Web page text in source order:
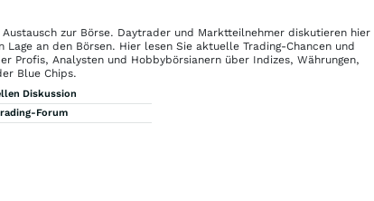
zur Börse. Daytrader und Marktteilnehmer diskutieren hier
Lage an den Börsen. Hier lesen Sie aktuelle Trading-Chancen und
Profis, Analysten und Hobbybörsianern über Indizes, Währungen,
Blue Chips.
Diskussion
Forum